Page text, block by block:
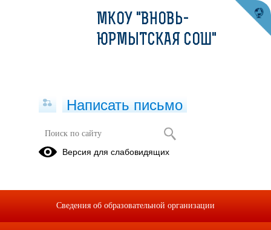
Подвоз детей к месту обучения
Сопровождающая: Шинкаренко Надежда Николаевна.
1.Черемухово-Панова -7.40
МКОУ "ВНОВЬ-
ЮРМЫТСКАЯ СОШ"
Написать письмо
Версия для слабовидящих
Сведения об образовательной организации